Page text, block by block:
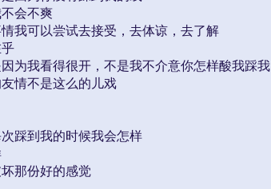
会不爽
我可以尝试去接受，去体谅，去了解
为我看得很开，不是我不介意你怎样酸我踩我
情不是这么的儿戏
踩到我的时候我会怎样
那份好的感觉